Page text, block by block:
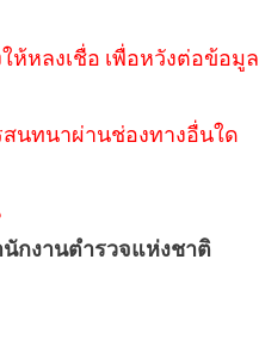
หลงเชื่อ เพื่อหวังต่อข้อมูล
สนทนาผ่านช่องทางอื่นใด
นักงานตำรวจแห่งชาติ